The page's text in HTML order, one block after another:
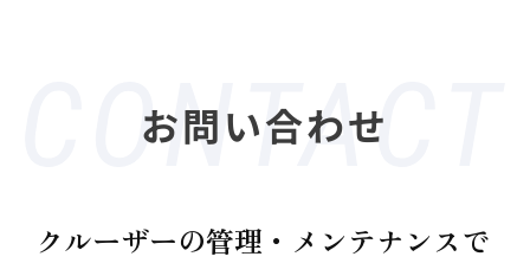
お問い合わせ
クルーザーの管理・メンテナンスで